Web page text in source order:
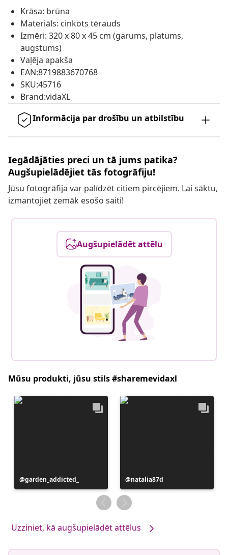
Krāsa: brūna
Materiāls: cinkots tērauds
Izmēri: 320 x 80 x 45 cm (garums, platums,
augstums)
Vaļēja apakša
EAN:8719883670768
SKU:45716
Brand:vidaXL
Informācija par drošību un atbilstību
Iegādājāties preci un tā jums patika?
Augšupielādējiet tās fotogrāfiju!
Jūsu fotogrāfija var palīdzēt citiem pircējiem. Lai sāktu,
izmantojiet zemāk esošo saiti!
Augšupielādēt attēlu
Mūsu produkti, jūsu stils #sharemevidaxl
Ierakstu
publicējis
garden_addicted_
Ierakstu
publicējis
natalia87d
Uzziniet, kā augšupielādēt attēlus